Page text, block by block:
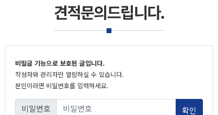
견적문의드립니다.
비밀글 기능으로 보호된 글입니다.
작성자와 관리자만 열람하실 수 있습니다.
본인이라면 비밀번호를 입력하세요.
비밀번호